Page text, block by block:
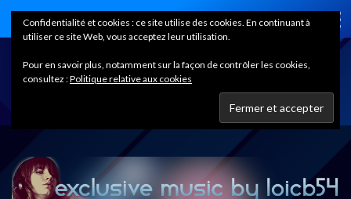
Home
Confidentialité et cookies : ce site utilise des cookies. En continuant à
utiliser ce site Web, vous acceptez leur utilisation.
Pour en savoir plus, notamment sur la façon de contrôler les cookies,
consultez :Politique relative aux cookies